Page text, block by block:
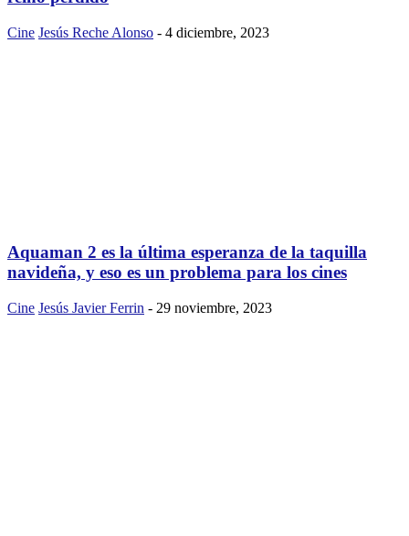
Cine Jesús Reche Alonso - 4 diciembre, 2023
Aquaman 2 es la última esperanza de la taquilla
navideña, y eso es un problema para los cines
Cine Jesús Javier Ferrin - 29 noviembre, 2023